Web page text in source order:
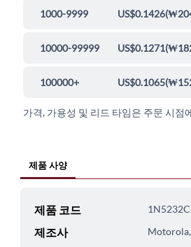
1000-9999 US$0.1426(
10000-99999 US$0.1271(
100000+ US$0.1065(
가격, 가용성 및 리드 타임은 주문 시점
제품 사양
제품 코드
제조사